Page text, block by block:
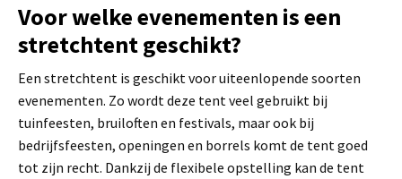
Voor welke evenementen is een
stretchtent geschikt?
Een stretchtent is geschikt voor uiteenlopende soorten
evenementen. Zo wordt deze tent veel gebruikt bij
tuinfeesten, bruiloften en festivals, maar ook bij
bedrijfsfeesten, openingen en borrels komt de tent goed
tot zijn recht. Dankzij de flexibele opstelling kan de tent